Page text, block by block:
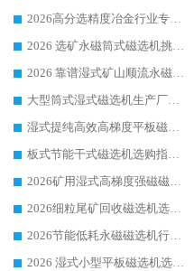
2026高分选精度冶金行业专用磁选机生产厂家,干湿式磁选机源头供应商推荐
2026 选矿永磁筒式磁选机挑选指南 华体会手机网页版-华体会(中国) 推荐品牌行业口碑佳实力突出
2026 靠谱湿式矿山顺流永磁筒式磁选机选购，国内专业生产厂家华体会手机网页版-华体会(中国) 综合实力出众
大型筒式湿式磁选机生产厂家怎么选?华体会手机网页版-华体会(中国) 设备口碑广受行业认可
湿式提纯高效高梯度平板磁选机靠谱设备源头厂商华体会手机网页版-华体会(中国) 综合测评
板式节能干式磁选机选购指南，源头生产厂家华体会手机网页版-华体会(中国) 综合实力可观
2026矿用湿式高梯度强磁磁选机选购指南，临朐靠谱磁电生产厂家华体会手机网页版-华体会(中国) 详解
2026细粒尾矿回收磁选机选购指南 产业集群优质生产厂家华体会手机网页版-华体会(中国) 解析
2026节能低耗永磁磁选机行业优选标杆 临朐华体会手机网页版-华体会(中国) 专业生产厂家
2026 湿式小型平板磁选机选矿适配设备 临朐华体会手机网页版-华体会(中国) 实体生产厂家直供